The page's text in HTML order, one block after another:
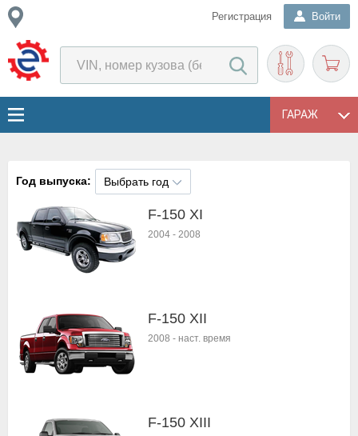
Регистрация Войти
ГАРАЖ
Год выпуска: Выбрать год
F-150 XI
2004 - 2008
F-150 XII
2008 - наст. время
F-150 XIII